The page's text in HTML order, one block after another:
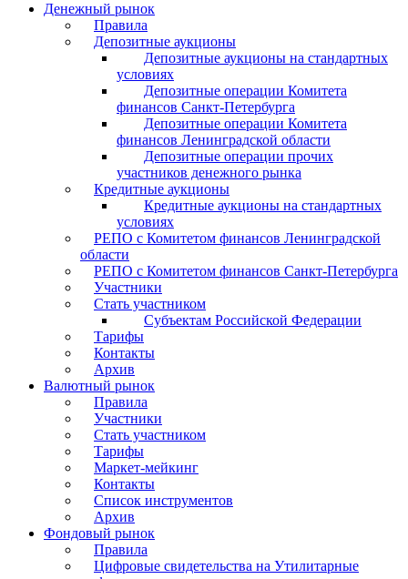
Денежный рынок
Правила
Депозитные аукционы
Депозитные аукционы на стандартных
условиях
Депозитные операции Комитета
финансов Санкт-Петербурга
Депозитные операции Комитета
финансов Ленинградской области
Депозитные операции прочих
участников денежного рынка
Кредитные аукционы
Кредитные аукционы на стандартных
условиях
РЕПО с Комитетом финансов Ленинградской
области
РЕПО с Комитетом финансов Санкт-Петербурга
Участники
Стать участником
Субъектам Российской Федерации
Тарифы
Контакты
Архив
Валютный рынок
Правила
Участники
Стать участником
Тарифы
Маркет-мейкинг
Контакты
Список инструментов
Архив
Фондовый рынок
Правила
Цифровые свидетельства на Утилитарные